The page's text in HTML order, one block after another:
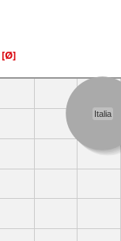
[Ø]
Italia